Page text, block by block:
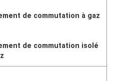
de commutation à gaz
de commutation isolé